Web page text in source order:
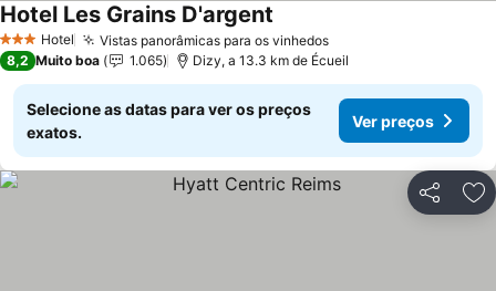
3 EstrelasHotel Vistas panorâmicas para os vinhedosVer preços
Hotel Les Grains D'argent
8,2 Muito boa 1.065 Dizy, a 13.3 km de Écueil
Selecione as datas para ver os preços
exatos.
Ver preços
Partilhar